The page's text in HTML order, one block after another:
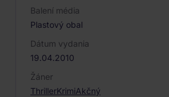
Balení média
Plastový obal
Dátum vydania
19.04.2010
Žáner
ThrillerKrimiAkčný